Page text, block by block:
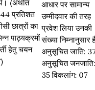
(अर्थात
प्रतिशत
छात्रों का
पाठ्यक्रमों
हेतु चयन
आधार पर सामान्य
उम्मीदवार की तरह
प्रवेश लिया उनकी
संख्या निम्नानुसार
अनुसूचित जाति:
अनुसूचित जनजाति:
35 विकलांग: 07